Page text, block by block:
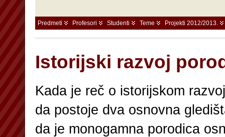
Predmeti Profesori Studenti Teme Projekti 2012/2013.
Istorijski razvoj
Kada je reč o istorijskom
da postoje dva osnovna
da je monogamna porodica